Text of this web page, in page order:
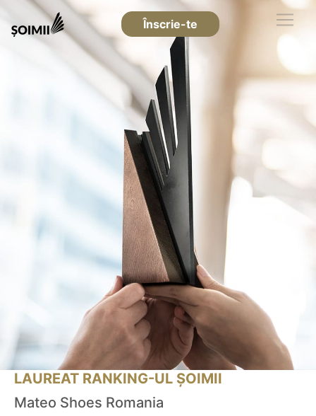
Înscrie-te
LAUREAT RANKING-UL ȘOIMII
Mateo Shoes Romania